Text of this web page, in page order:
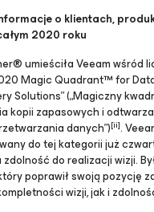
o klientach,
2020 roku
umieściła Veeam wśród
Magic Quadrant™ for
Solutions” („Magiczny
kopii zapasowych i
danych”)[ii].
do tej kategorii już
do realizacji wizji.
poprawił swoją pozycję
wizji, jak i